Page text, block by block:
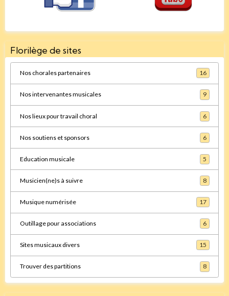
Florilège de sites
Nos chorales partenaires 16
Nos intervenantes musicales 9
Nos lieux pour travail choral 6
Nos soutiens et sponsors 6
Education musicale 5
Musicien(ne)s à suivre 8
Musique numérisée 17
Outillage pour associations 6
Sites musicaux divers 15
Trouver des partitions 8